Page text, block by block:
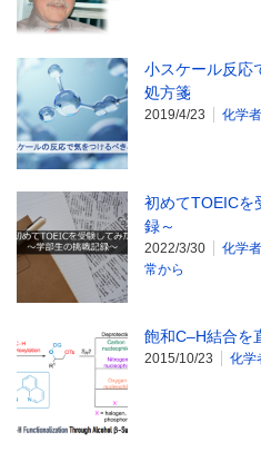
小スケール反
処方箋
2019/4/23 化学
初めてTOEICを
録～
2022/3/30 化学
常から
飽和C–H結合を
2015/10/23 化学